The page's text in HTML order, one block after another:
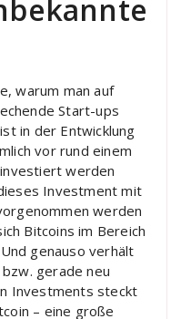
warum man auf
Start-ups
in der Entwicklung
vor rund einem
werden
Investment mit
werden
Bitcoins im Bereich
genauso verhält
gerade neu
Investments steckt
– eine große